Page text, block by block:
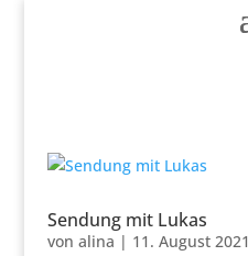
Sendung mit Lukas
von alina | 11. August 2021